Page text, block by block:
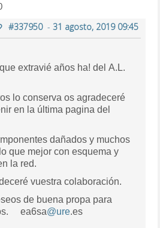
#337950- 31 agosto, 2019 09:45
extravié años ha! del A.L.
lo conserva os agradeceré
en la última pagina del
dañados y muchos
que mejor con esquema y
la red.
vuestra colaboración.
de buena propa para
ea6sa@ure.es